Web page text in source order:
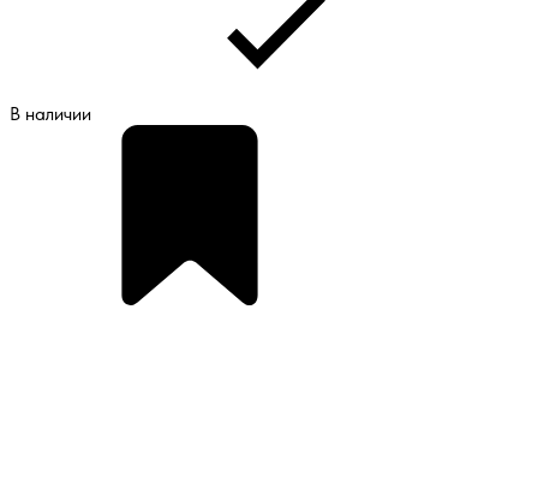
В наличии